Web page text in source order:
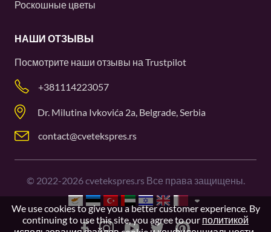
Роскошные цветы
НАШИ ОТЗЫВЫ
Посмотрите наши отзывы на Trustpilot
+381114223057
Dr. Milutina Ivkovića 2a, Belgrade, Serbia
contact@cvetekspres.rs
© 2022-2026cvetekspres.rs Все права защищены.
We use cookies to give you a better customer experience. By
continuing to use this site, you agree to our политикой